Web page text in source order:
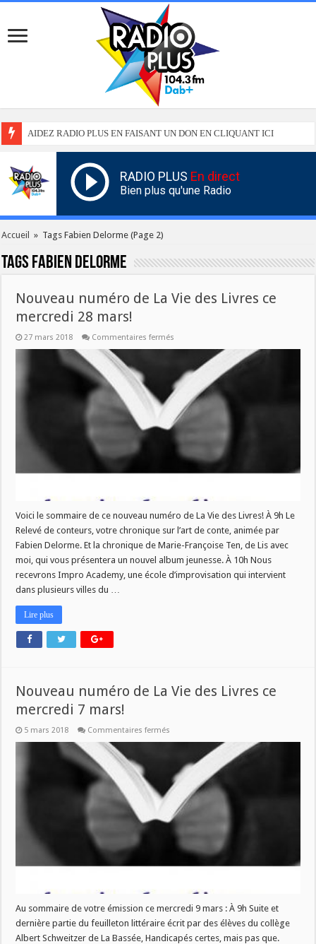
AIDEZ RADIO PLUS EN FAISANT UN DON EN CLIQUANT ICI
RADIO PLUS En direct
Bien plus qu'une Radio
Accueil » Tags Fabien Delorme (Page 2)
Tags Fabien Delorme
Nouveau numéro de La Vie des Livres ce
mercredi 28 mars!
27 mars 2018 Commentaires fermés
La
Vie
des
Livres
ce
mercredi
28
Voici le sommaire de ce nouveau numéro de La Vie des Livres! À 9h Le
Relevé de conteurs, votre chronique sur l’art de conte, animée par
Fabien Delorme. Et la chronique de Marie-Françoise Ten, de Lis avec
moi, qui vous présentera un nouvel album jeunesse. À 10h Nous
recevrons Impro Academy, une école d’improvisation qui intervient
dans plusieurs villes du …
Lire plus
Nouveau numéro de La Vie des Livres ce
mercredi 7 mars!
5 mars 2018 Commentaires fermés
Vie
des
Livres
mercredi
7
Au sommaire de votre émission ce mercredi 9 mars : À 9h Suite et
dernière partie du feuilleton littéraire écrit par des élèves du collège
Albert Schweitzer de La Bassée, Handicapés certes, mais pas que.